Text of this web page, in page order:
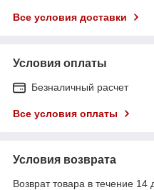
Все условия доставки
Условия оплаты
Безналичный расчет
Все условия оплаты
Условия возврата
Возврат товара в течение 14